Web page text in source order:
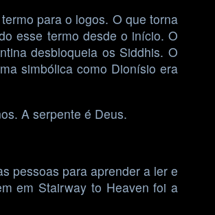
para o logos. O que torna
esse termo desde o início. O
desbloqueia os Siddhis. O
simbólica como Dionísio era
A serpente é Deus.
pessoas para aprender a ler e
em Stairway to Heaven foi a